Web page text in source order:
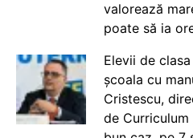
valorează
poate să ia
Elevii de
școala cu
Cristescu,
de Curriculum